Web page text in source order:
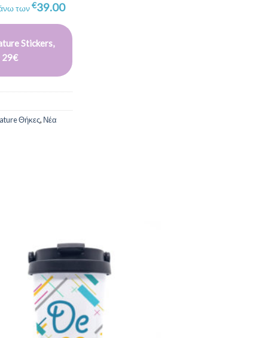
των€39.00
Stickers,
Θήκες, Νέα